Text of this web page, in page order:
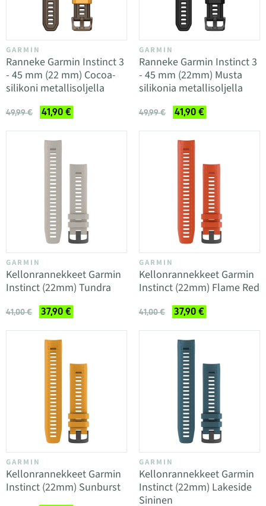
GARMIN
Ranneke Garmin Instinct 3
- 45 mm (22 mm) Cocoa-
silikoni metallisoljella
49,99 € 41,90 €
GARMIN
Ranneke Garmin Instinct 3
- 45 mm (22mm) Musta
silikonia metallisoljella
49,99 € 41,90 €
GARMIN
Kellonrannekkeet Garmin
Instinct (22mm) Tundra
41,00 € 37,90 €
GARMIN
Kellonrannekkeet Garmin
Instinct (22mm) Flame Red
41,00 € 37,90 €
GARMIN
Kellonrannekkeet Garmin
Instinct (22mm) Sunburst
GARMIN
Kellonrannekkeet Garmin
Instinct (22mm) Lakeside
Sininen